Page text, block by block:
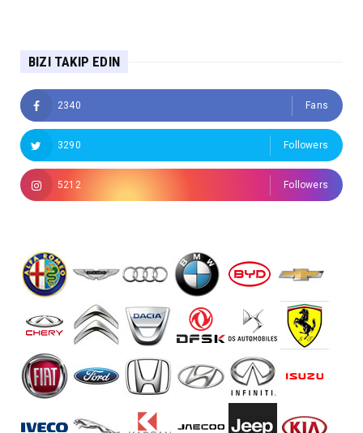
BIZI TAKIP EDIN
2340 Fans
3290 Followers
5212 Followers